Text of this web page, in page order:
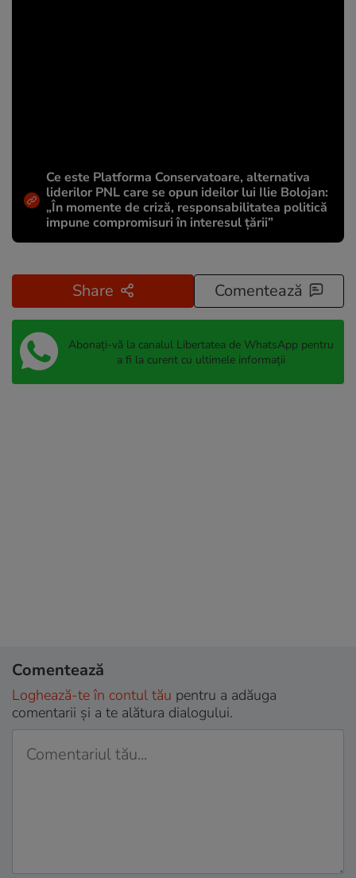
Ce este Platforma Conservatoare, alternativa
liderilor PNL care se opun ideilor lui Ilie Bolojan:
„În momente de criză, responsabilitatea politică
impune compromisuri în interesul țării”
Share Comentează
Abonați-vă la canalul Libertatea de WhatsApp pentru
a fi la curent cu ultimele informații
Comentează
Loghează-te în contul tău pentru a adăuga
comentarii și a te alătura dialogului.